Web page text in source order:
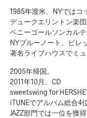
1985年渡米、NYではコ
デュークエリントン楽
ベニーゴールソンカル
NYブルーノート、ビレ
著名ライブハウスでミ
2005年帰国。
2011年10月、CD
sweetswing for
iTUNEでアルバム総合4位
JAZZ部門では一位を獲得